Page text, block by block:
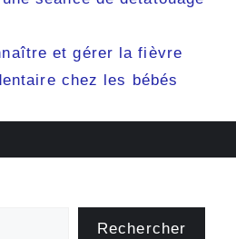
et gérer la fièvre
chez les bébés
Rechercher